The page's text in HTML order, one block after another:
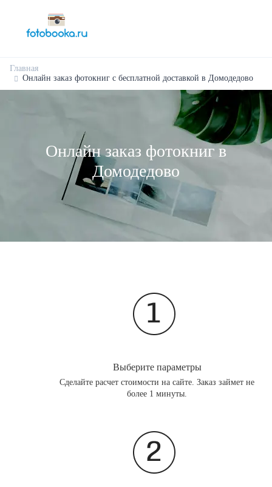
Главная
Онлайн заказ фотокниг с бесплатной доставкой в Домодедово
Онлайн заказ фотокниг в
Домодедово
Выберите параметры
Сделайте расчет стоимости на сайте. Заказ займет не
более 1 минуты.